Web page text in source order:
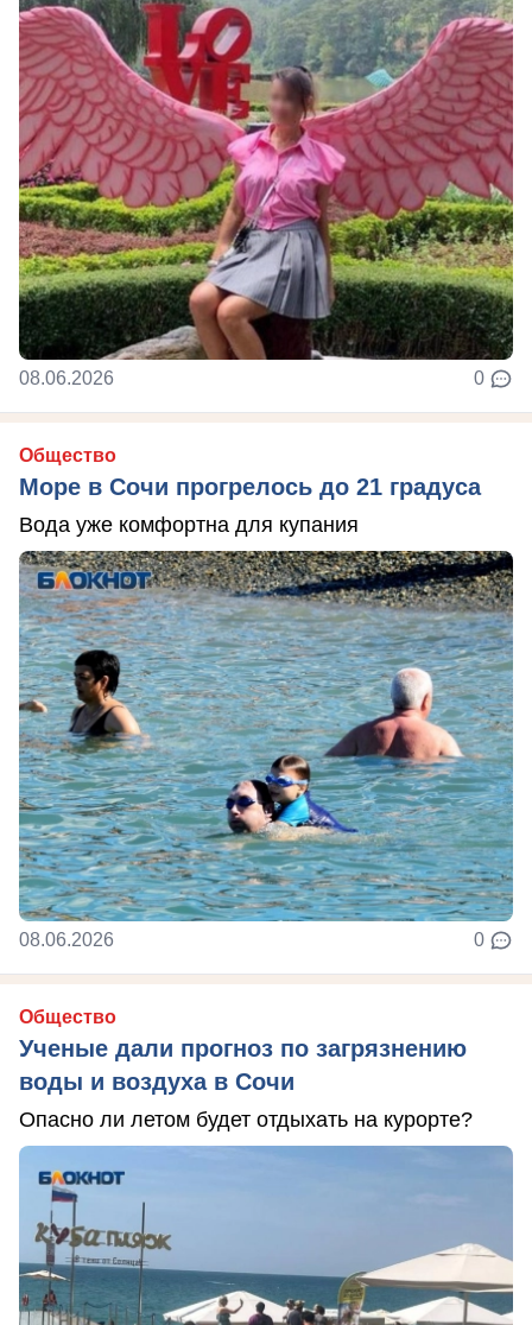
08.06.2026 0
Общество
Море в Сочи прогрелось до 21 градуса
Вода уже комфортна для купания
08.06.2026 0
Общество
Ученые дали прогноз по загрязнению
воды и воздуха в Сочи
Опасно ли летом будет отдыхать на курорте?